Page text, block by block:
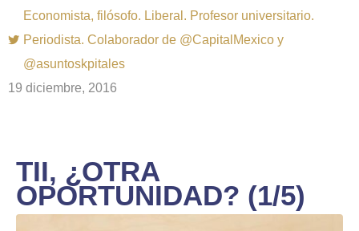
Economista, filósofo. Liberal. Profesor universitario.
Periodista. Colaborador de @CapitalMexico y
@asuntoskpitales
19 diciembre, 2016
TII, ¿OTRA
OPORTUNIDAD? (1/5)